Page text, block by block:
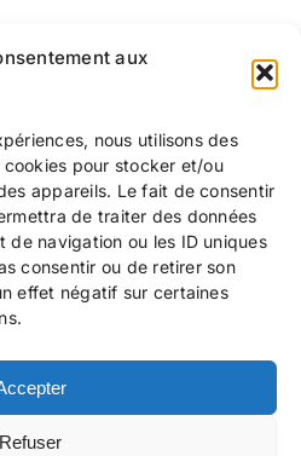
aux
nous utilisons des
pour stocker et/ou
appareils. Le fait de consentir
de traiter des données
de navigation ou les ID uniques
consentir ou de retirer son
effet négatif sur certaines
Refuser
est une religieuse dominicaine
a influencé Hans Urs von